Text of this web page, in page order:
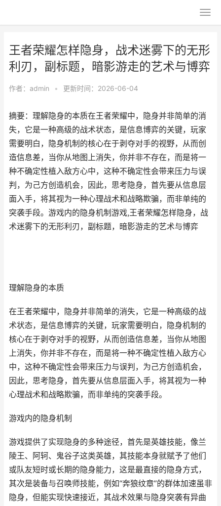
王者荣耀怎样隐身，战术迷雾下的无形
利刃，副标题，暗影游走的艺术与博弈
作者： admin • 更新时间：2026-06-04
摘要：理解隐身的本质在王者荣耀中，隐身并非简单的消
失，它是一种高级的战术状态，是信息博弈的关键，玩家
需要明白，隐身机制的核心在于剥夺对手的视野，从而创
造信息差，当你从地图上消失，你并非不存在，而是将一
种不确定性植入敌方心中，这种不确定性会带来压力与误
判，为己方创造机会，因此，思考隐身，首先要从信息层
面入手，将其视为一种心理战术和战略欺骗，而非单纯的
突袭手段。游戏内的隐身机制游戏,王者荣耀怎样隐身，战
术迷雾下的无形利刃，副标题，暗影游走的艺术与博弈
理解隐身的本质
在王者荣耀中，隐身并非简单的消失，它是一种高级的战
术状态，是信息博弈的关键，玩家需要明白，隐身机制的
核心在于剥夺对手的视野，从而创造信息差，当你从地图
上消失，你并非不存在，而是将一种不确定性植入敌方心
中，这种不确定性会带来压力与误判，为己方创造机会，
因此，思考隐身，首先要从信息层面入手，将其视为一种
心理战术和战略欺骗，而非单纯的突袭手段。
游戏内的隐身机制
游戏提供了实现隐身的多种途径，首先是英雄技能，像兰
陵王、阿轲、鬼谷子这类英雄，其技能本身就赋予了他们
或队友短时或长期的隐身能力，这是最直接的隐身方式，
其次是装备与召唤师技能，例如“奔狼纹章”的群体加速虽非
隐身，但能实现快速接近，其战术效果与隐身突袭有异曲